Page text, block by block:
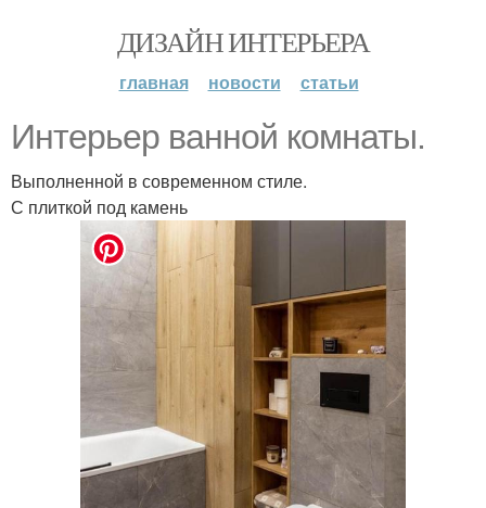
ДИЗАЙН ИНТЕРЬЕРА
главная новости статьи
Интерьер ванной комнаты.
Выполненной в современном стиле.
С плиткой под камень